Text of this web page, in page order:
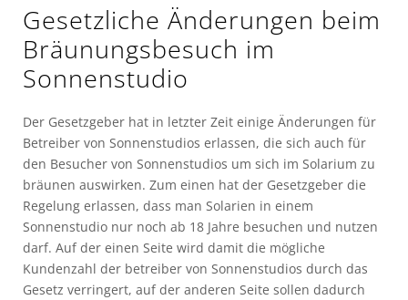
Gesetzliche Änderungen beim
Bräunungsbesuch im
Sonnenstudio
Der Gesetzgeber hat in letzter Zeit einige Änderungen für
Betreiber von Sonnenstudios erlassen, die sich auch für
den Besucher von Sonnenstudios um sich im Solarium zu
bräunen auswirken. Zum einen hat der Gesetzgeber die
Regelung erlassen, dass man Solarien in einem
Sonnenstudio nur noch ab 18 Jahre besuchen und nutzen
darf. Auf der einen Seite wird damit die mögliche
Kundenzahl der betreiber von Sonnenstudios durch das
Gesetz verringert, auf der anderen Seite sollen dadurch